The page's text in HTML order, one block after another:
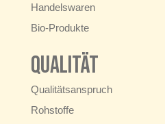
Handelswaren
Bio-Produkte
Qualität
Qualitätsanspruch
Rohstoffe